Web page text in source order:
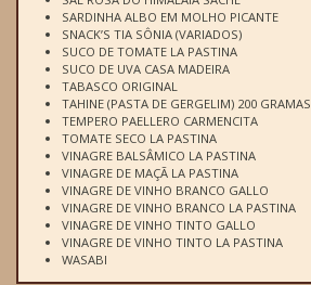
SARDINHA ALBO EM MOLHO PICANTE
SNACK’S TIA SÔNIA (VARIADOS)
SUCO DE TOMATE LA PASTINA
SUCO DE UVA CASA MADEIRA
TABASCO ORIGINAL
TAHINE (PASTA DE GERGELIM) 200 GRAMAS
TEMPERO PAELLERO CARMENCITA
TOMATE SECO LA PASTINA
VINAGRE BALSÂMICO LA PASTINA
VINAGRE DE MAÇÃ LA PASTINA
VINAGRE DE VINHO BRANCO GALLO
VINAGRE DE VINHO BRANCO LA PASTINA
VINAGRE DE VINHO TINTO GALLO
VINAGRE DE VINHO TINTO LA PASTINA
WASABI